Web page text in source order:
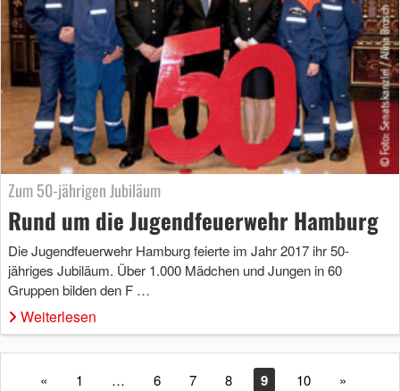
Zum 50-jährigen Jubiläum
Rund um die Jugendfeuerwehr Hamburg
Die Jugendfeuerwehr Hamburg feierte im Jahr 2017 ihr 50-
jähriges Jubiläum. Über 1.000 Mädchen und Jungen in 60
Gruppen bilden den F …
Weiterlesen
« 1 … 6 7 8 9 10 »